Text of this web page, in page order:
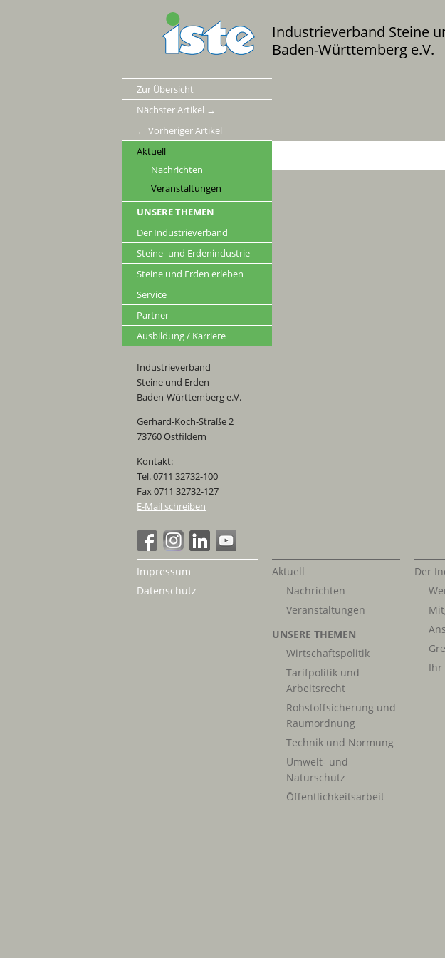
Industrieverband Steine
Baden-Württemberg e.V.
Zur Übersicht
Nächster Artikel →
← Vorheriger Artikel
Aktuell
Nachrichten
Veranstaltungen
UNSERE THEMEN
Der Industrieverband
Steine- und Erdenindustrie
Steine und Erden erleben
Service
Partner
Ausbildung / Karriere
Industrieverband
Steine und Erden
Baden-Württemberg e.V.
Gerhard-Koch-Straße 2
73760 Ostfildern
Kontakt:
Tel. 0711 32732-100
Fax 0711 32732-127
E-Mail schreiben
Impressum
Datenschutz
Aktuell
Nachrichten
Veranstaltungen
UNSERE THEMEN
Wirtschaftspolitik
Tarifpolitik und
Arbeitsrecht
Rohstoffsicherung und
Raumordnung
Technik und Normung
Umwelt- und
Naturschutz
Öffentlichkeitsarbeit
Der
Ihr